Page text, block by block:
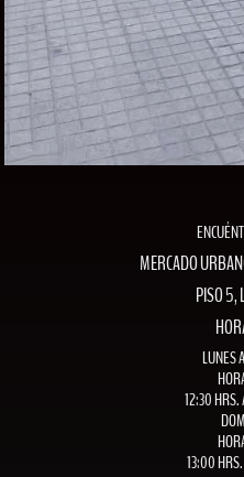
MERCADO
PISO 5,
LUNES
12:30
13:00